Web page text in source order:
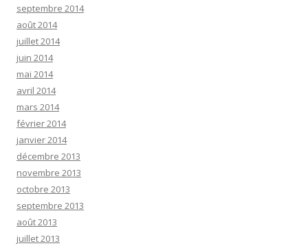
septembre 2014
août 2014
juillet 2014
juin 2014
mai 2014
avril 2014
mars 2014
février 2014
janvier 2014
décembre 2013
novembre 2013
octobre 2013
septembre 2013
août 2013
juillet 2013